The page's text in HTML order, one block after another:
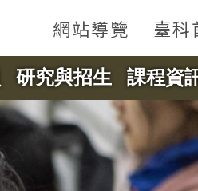
網站導覽 臺科
研究與招生 課程資